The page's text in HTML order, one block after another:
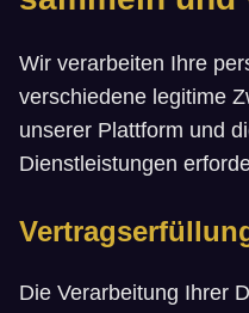
Wir verarbeiten Ihre
verschiedene legitime
unserer Plattform und
Dienstleistungen
Die Verarbeitung Ihrer